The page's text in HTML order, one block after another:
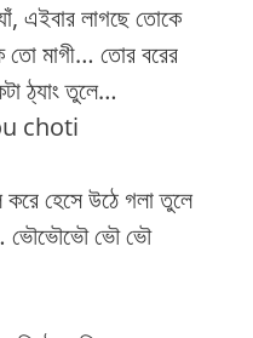
এইবার লাগছে তোকে
তো মাগী… তোর বরের
ঠ্যাং তুলে…
choti
করে হেসে উঠে গলা তুলে
ভৌভৌভৌ ভৌ ভৌ